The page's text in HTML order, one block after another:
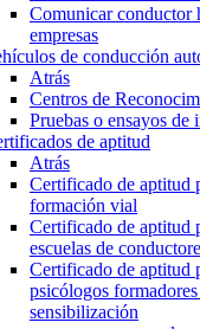
Comunicar conductor
empresas
de conducción
Atrás
Centros de
Pruebas o ensayos de
de aptitud
Atrás
Certificado de aptitud
formación vial
Certificado de aptitud
escuelas de
Certificado de aptitud
psicólogos
sensibilización